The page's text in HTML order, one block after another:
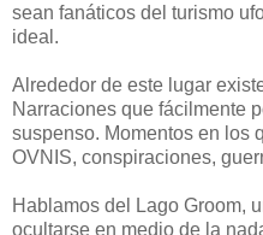
sean fanáticos del turismo
ideal.
Alrededor de este lugar
Narraciones que fácilmente
suspenso. Momentos en los
OVNIS, conspiraciones,
Hablamos del Lago Groom,
ocultarse en medio de la